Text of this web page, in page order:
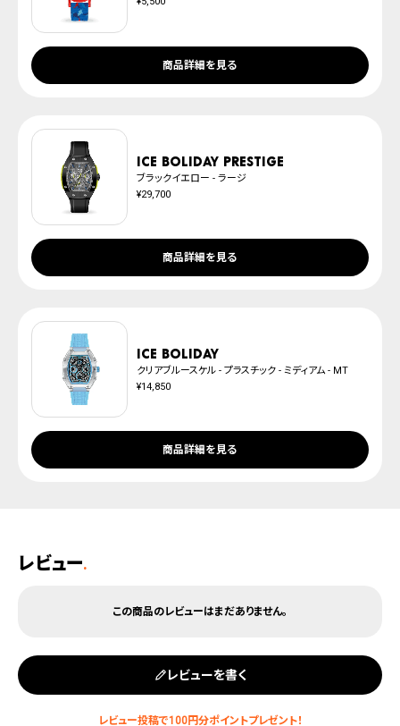
商品詳細を見る
ICE boliday Prestige
ブラックイエロー - ラージ
¥29,700
商品詳細を見る
ICE boliday
クリアブルースケル - プラスチック - ミディアム - MT
¥14,850
商品詳細を見る
レビュー.
レビューを書く